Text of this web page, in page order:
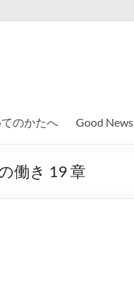
のかたへ Good News
働き 19 章